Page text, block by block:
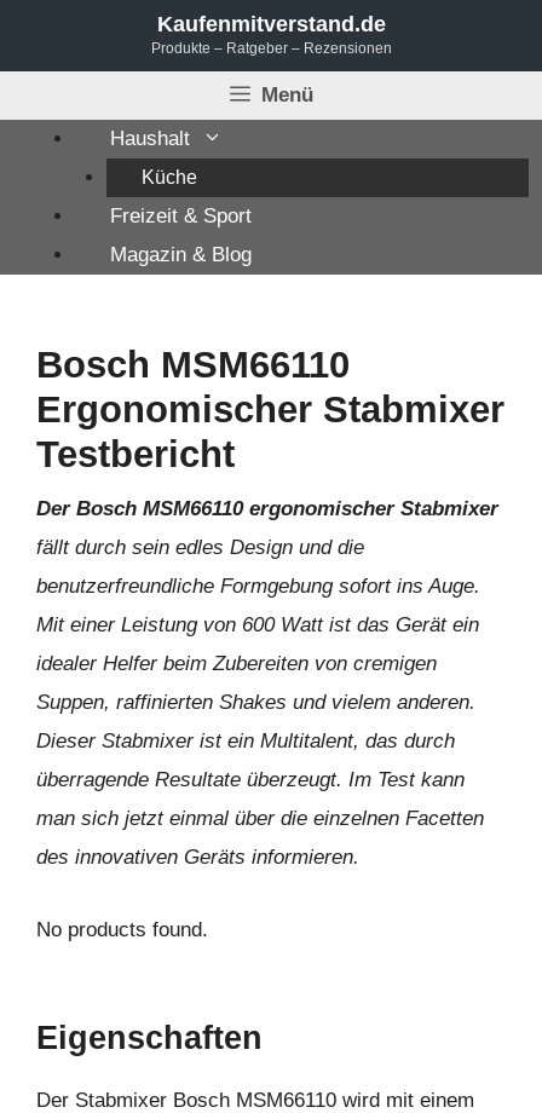
Kaufenmitverstand.de
Produkte – Ratgeber – Rezensionen
Menü
Haushalt
Küche
Freizeit & Sport
Magazin & Blog
Bosch MSM66110
Ergonomischer Stabmixer
Testbericht
Der Bosch MSM66110 ergonomischer Stabmixer
fällt durch sein edles Design und die
benutzerfreundliche Formgebung sofort ins Auge.
Mit einer Leistung von 600 Watt ist das Gerät ein
idealer Helfer beim Zubereiten von cremigen
Suppen, raffinierten Shakes und vielem anderen.
Dieser Stabmixer ist ein Multitalent, das durch
überragende Resultate überzeugt. Im Test kann
man sich jetzt einmal über die einzelnen Facetten
des innovativen Geräts informieren.
No products found.
Eigenschaften
Der Stabmixer Bosch MSM66110 wird mit einem